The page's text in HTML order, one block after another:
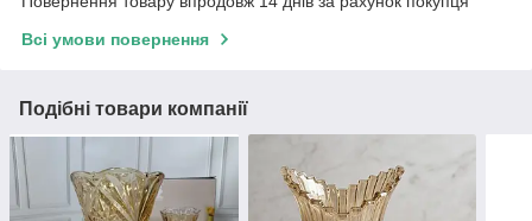
Всі умови повернення
Подібні товари компанії